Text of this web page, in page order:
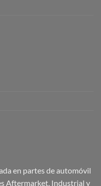
en partes de automóvil
Aftermarket, Industrial y